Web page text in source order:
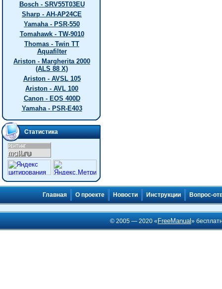
Bosch - SRV55T03EU
Sharp - AH-AP24CE
Yamaha - PSR-550
Tomahawk - TW-9010
Thomas - Twin TT
Aquafilter
Ariston - Margherita 2000
(ALS 88 X)
Ariston - AVSL 105
Ariston - AVL 100
Canon - EOS 400D
Yamaha - PSR-E403
Статистика
Главная О проекте Новости Инструкции Вопрос-
© 2005 — 2020 « FreeManual»